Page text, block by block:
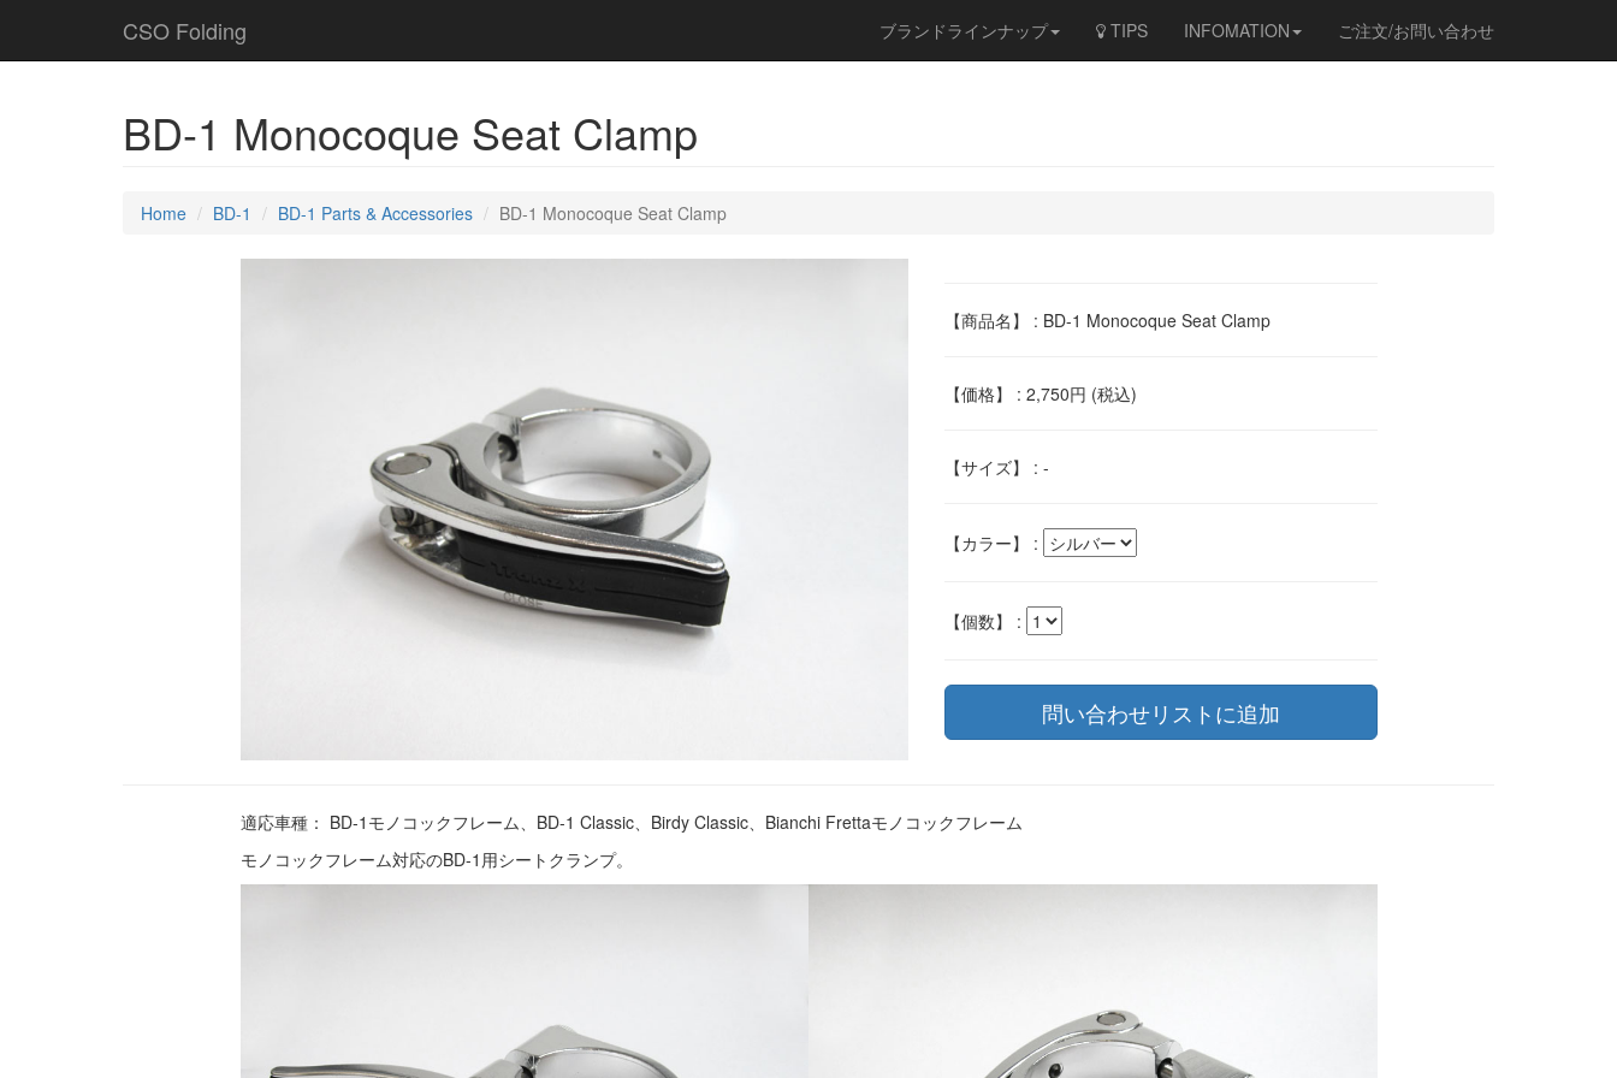
CSO Folding ブランドラインナップ TIPS INFOMATION ご注文/お問い合わせ
BD-1 Monocoque Seat Clamp
Home BD-1 BD-1 Parts & Accessories BD-1 Monocoque Seat Clamp
【商品名】 : BD-1 Monocoque Seat Clamp
【価格】 : 2,750円 (税込)
【サイズ】 : -
【カラー】 :
【個数】 :
適応車種： BD-1モノコックフレーム、BD-1 Classic、Birdy Classic、Bianchi Frettaモノコックフレーム
モノコックフレーム対応のBD-1用シートクランプ。